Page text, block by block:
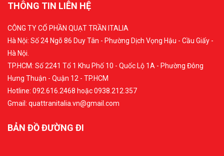
THÔNG TIN LIÊN HỆ
CÔNG TY CỔ PHẦN QUẠT TRẦN ITALIA
Hà Nội: Số 24 Ngõ 86 Duy Tân - Phường Dịch Vọng Hậu - Cầu Giấy -
Hà Nội.
TP.HCM: Số 2241 Tổ 1 Khu Phố 10 - Quốc Lộ 1A - Phường Đông
Hưng Thuận - Quận 12 - TP.HCM
Hotline: 092.616.2468 hoặc 0938.212.357
Gmail: quattranitalia.vn@gmail.com
BẢN ĐỒ ĐƯỜNG ĐI